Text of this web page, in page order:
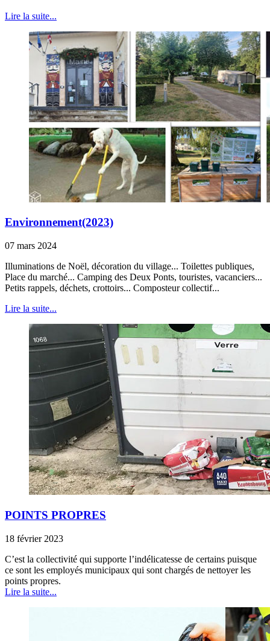
Lire la suite...
Environnement(2023)
07 mars 2024
Illuminations de Noël, décoration du village... Toilettes publiques,
Place du marché... Camping des Deux Ponts, touristes, vacanciers...
Petits rappels, déchets, crottoirs... Composteur collectif...
Lire la suite...
POINTS PROPRES
18 février 2023
C’est la collectivité qui supporte l’indélicatesse de certains puisque
ce sont les employés municipaux qui sont chargés de nettoyer les
points propres.
Lire la suite...